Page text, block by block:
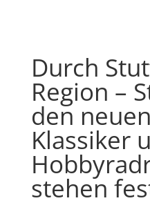
Durch
Region –
den
Klassiker
stehen